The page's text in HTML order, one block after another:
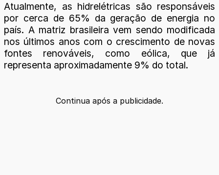
Atualmente, as hidrelétricas são responsáveis
por cerca de 65% da geração de energia no
país. A matriz brasileira vem sendo modificada
nos últimos anos com o crescimento de novas
fontes renováveis, como eólica, que já
representa aproximadamente 9% do total.
Continua após a publicidade.